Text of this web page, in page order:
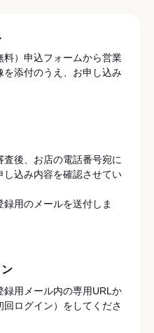
料）申込フォームから営業
を添付のうえ、お申し込み
査後、お店の電話番号宛に
し込み内容を確認させてい
録用のメールを送付しま
録用メール内の専用URLか
回ログイン）をしてくださ